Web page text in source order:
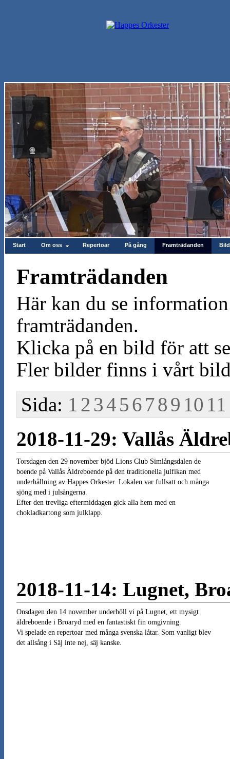
Start Om oss Repertoar På gång Framträdanden
Framträdanden
Här kan du se
framträdanden.
Klicka på en bild för att
Fler bilder finns i vårt
Sida: 1 2 3456789 10 11
2018-11-29: Vallås
Torsdagen den 29 november bjöd Lions Club Simlångsdalen de
boende på Vallås Äldreboende på den traditionella julfikan med
underhållning av Happes Orkester. Lokalen var fullsatt och många
sjöng med i julsångerna.
Efter den trevliga eftermiddagen gick alla hem med en
chokladkartong som julklapp.
2018-11-14: Lugnet,
Onsdagen den 14 november underhöll vi på Lugnet, ett mysigt
äldreboende i Broaryd med en fantastiskt fin omgivning.
Vi spelade en repertoar med många svenska låtar. Som vanligt blev
det allsång i Säj inte nej, säj kanske.